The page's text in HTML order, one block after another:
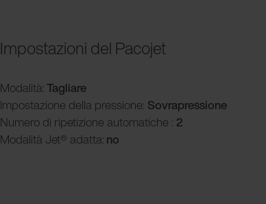
Impostazioni del Pacojet
Modalità:Tagliare
Impostazione della pressione: Sovrapressione
Numero di ripetizione automatiche : 2
Modalità Jet® adatta: no